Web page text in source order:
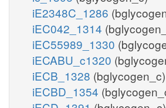
iE2348C_1286
iEC042_1314
iEC55989_1330
iECABU_c1320
iECB_1328 (bglycogen_c)
iECBD_1354